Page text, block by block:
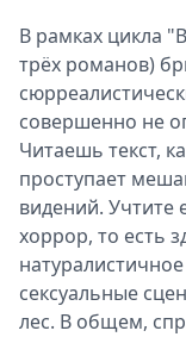
В рамках цикла
трёх романов)
совершенно не
Читаешь текст,
проступает
видений. Учтите
хоррор, то есть
сексуальные
лес. В общем,